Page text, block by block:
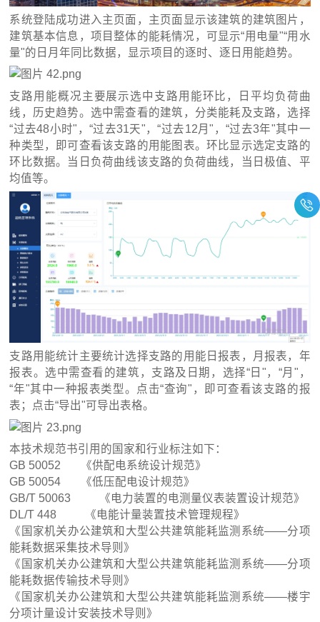
系统登陆成功进入主页面，主页面显示该建筑的建筑图片，
建筑基本信息，项目整体的能耗情况，可显示“用电量"“用水
量"的日月年同比数据，显示项目的逐时、逐日用能趋势。
支路用能概况主要展示选中支路用能环比，日平均负荷曲
线，历史趋势。选中需查看的建筑，分类能耗及支路，选择
“过去48小时"，“过去31天"，“过去12月"，“过去3年"其中一
种类型，即可查看该支路的用能图表。环比显示选定支路的
环比数据。当日负荷曲线该支路的负荷曲线，当日极值、平
均值等。
支路用能统计主要统计选择支路的用能日报表，月报表，年
报表。选中需查看的建筑，支路及日期，选择“日"，“月"，
“年"其中一种报表类型。点击“查询"，即可查看该支路的报
表；点击“导出"可导出表格。
本技术规范书引用的国家和行业标注如下：
GB 50052 《供配电系统设计规范》
GB 50054 《低压配电设计规范》
GB/T 50063 《电力装置的电测量仪表装置设计规范》
DL/T 448 《电能计量装置技术管理规程》
《国家机关办公建筑和大型公共建筑能耗监测系统——分项
能耗数据采集技术导则》
《国家机关办公建筑和大型公共建筑能耗监测系统——分项
能耗数据传输技术导则》
《国家机关办公建筑和大型公共建筑能耗监测系统——楼宇
分项计量设计安装技术导则》